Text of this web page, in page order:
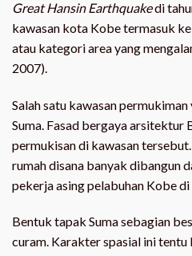
Great Hansin Earthquakedi
kawasan kota Kobe termasuk
atau kategori area yang
2007).
Salah satu kawasan
Suma. Fasad bergaya arsitektur
permukisan di kawasan
rumah disana banyak dibangun
pekerja asing pelabuhan Kobe
Bentuk tapak Suma sebagian
curam. Karakter spasial ini